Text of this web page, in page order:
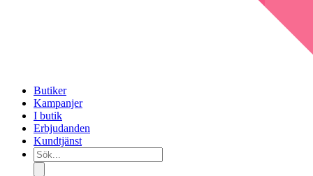
Butiker
Kampanjer
I butik
Erbjudanden
Kundtjänst
Sök...